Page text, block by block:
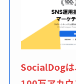
SocialDogは